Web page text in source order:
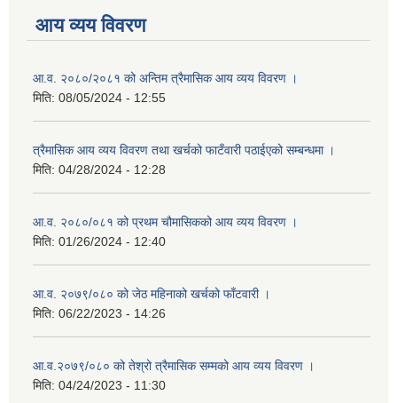
आय व्यय विवरण
आ.व. २०८०/२०८१ को अन्तिम त्रैमासिक आय व्यय विवरण ।
मिति: 08/05/2024 - 12:55
त्रैमासिक आय व्यय विवरण तथा खर्चको फाटँवारी पठाईएको सम्बन्धमा ।
मिति: 04/28/2024 - 12:28
आ.व. २०८०/०८१ को प्रथम चौमासिकको आय व्यय विवरण ।
मिति: 01/26/2024 - 12:40
आ.व. २०७९/०८० को जेठ महिनाको खर्चको फाँटवारी ।
मिति: 06/22/2023 - 14:26
आ.व.२०७९/०८० को तेश्रो त्रैमासिक सम्मको आय व्यय विवरण ।
मिति: 04/24/2023 - 11:30